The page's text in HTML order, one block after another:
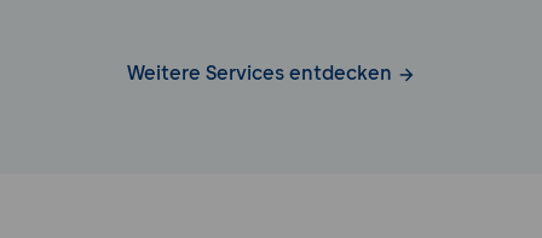
Weitere Services entdecken